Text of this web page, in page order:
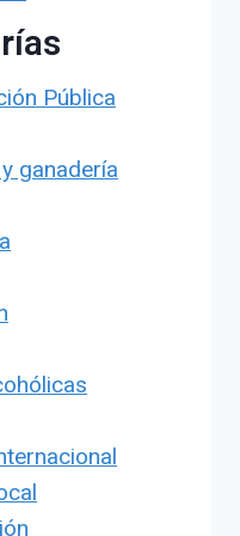
Pública
ganadería